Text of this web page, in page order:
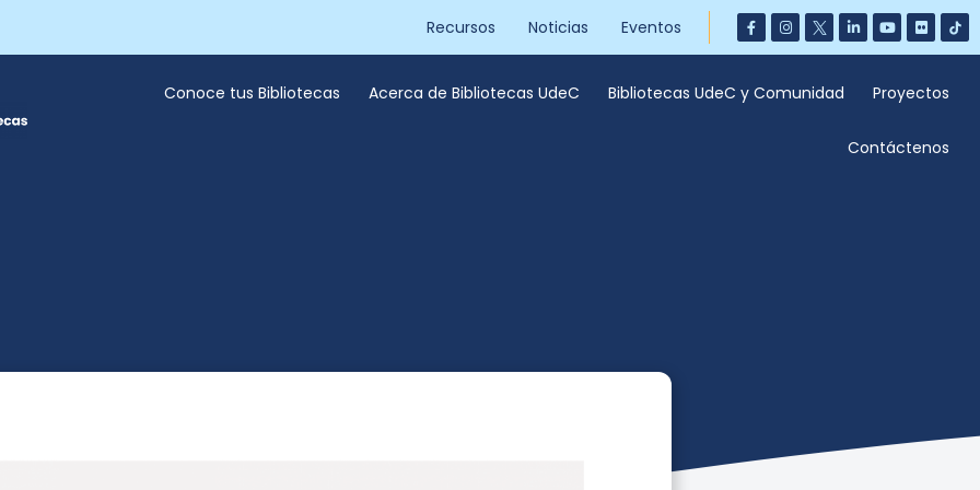
Recursos Noticias Eventos
Conoce tus Bibliotecas Acerca de Bibliotecas UdeC Bibliotecas UdeC y Comunidad Proyectos
Contáctenos